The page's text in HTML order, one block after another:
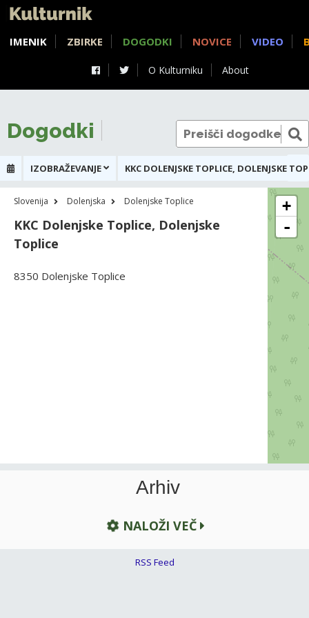
O Kulturniku About
IMENIK ZBIRKE DOGODKI NOVICE VIDEO
Dogodki
IZOBRAŽEVANJE KKC DOLENJSKE TOPLICE, DOLENJSKE
Slovenija Dolenjska Dolenjske Toplice
KKC Dolenjske Toplice, Dolenjske
Toplice
8350 Dolenjske Toplice
+
-
Arhiv
NALOŽI VEČ
RSS Feed